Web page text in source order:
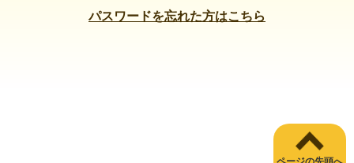
パスワードを忘れた方はこちら